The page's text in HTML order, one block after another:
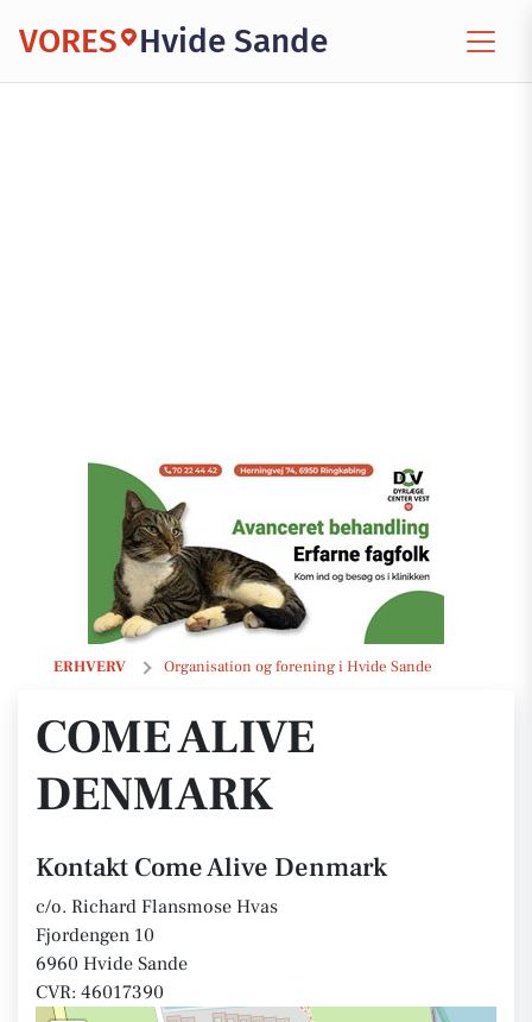
VORES Hvide Sande
ERHVERV Organisation og forening i Hvide Sande
Come Alive Denmark
COME ALIVE
DENMARK
Kontakt Come Alive Denmark
c/o. Richard Flansmose Hvas
Fjordengen 10
6960 Hvide Sande
CVR: 46017390